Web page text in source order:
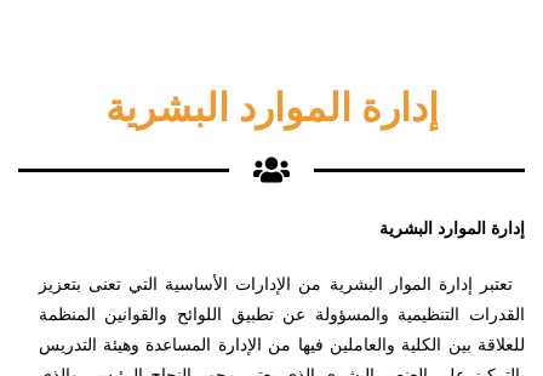
إدارة الموارد البشرية
إدارة الموارد البشرية
تعتبر إدارة الموار البشرية من الإدارات الأساسية التي تعنى بتعزيز
القدرات التنظيمية والمسؤولة عن تطبيق اللوائح والقوانين المنظمة
للعلاقة بين الكلية والعاملين فيها من الإدارة المساعدة وهيئة التدريس